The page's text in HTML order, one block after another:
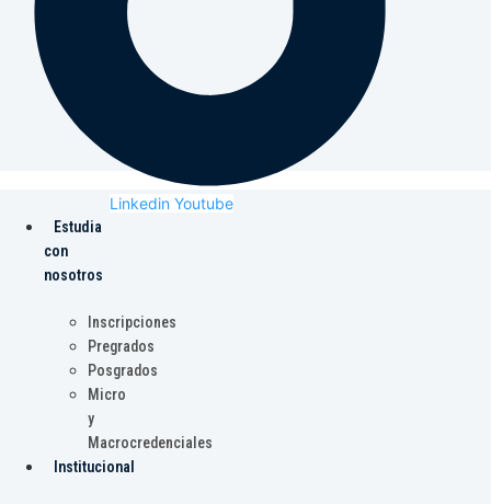
Linkedin Youtube
Estudia
con
nosotros
Inscripciones
Pregrados
Posgrados
Micro
y
Macrocredenciales
Institucional